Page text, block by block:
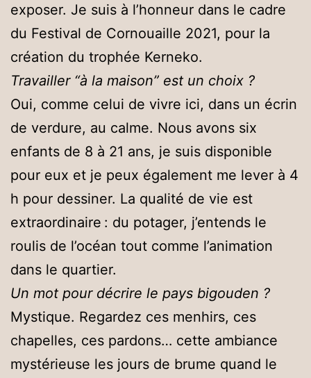
exposer. Je suis à l’honneur dans le cadre
du Festival de Cornouaille 2021, pour la
création du trophée Kerneko.
Travailler “à la maison” est un choix ?
Oui, comme celui de vivre ici, dans un écrin
de verdure, au calme. Nous avons six
enfants de 8 à 21 ans, je suis disponible
pour eux et je peux également me lever à 4
h pour dessiner. La qualité de vie est
extraordinaire : du potager, j’entends le
roulis de l’océan tout comme l’animation
dans le quartier.
Un mot pour décrire le pays bigouden ?
Mystique. Regardez ces menhirs, ces
chapelles, ces pardons… cette ambiance
mystérieuse les jours de brume quand le